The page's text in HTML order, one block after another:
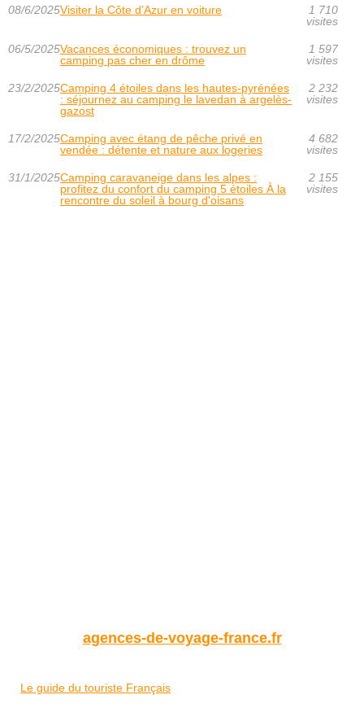
08/6/2025Visiter la Côte d’Azur en voiture
1 710
visites
06/5/2025Vacances économiques : trouvez un
camping pas cher en drôme
1 597
visites
23/2/2025Camping 4 étoiles dans les hautes-pyrénées
: séjournez au camping le lavedan à argelès-
gazost
2 232
visites
17/2/2025Camping avec étang de pêche privé en
vendée : détente et nature aux logeries
4 682
visites
31/1/2025Camping caravaneige dans les alpes :
profitez du confort du camping 5 étoiles À la
rencontre du soleil à bourg d'oisans
2 155
visites
agences-de-voyage-france.fr
Le guide du touriste Français